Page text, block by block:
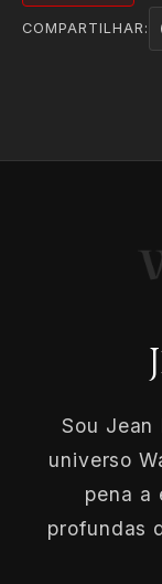
COMPARTILHAR:
Sou
universo
pena a
profundas